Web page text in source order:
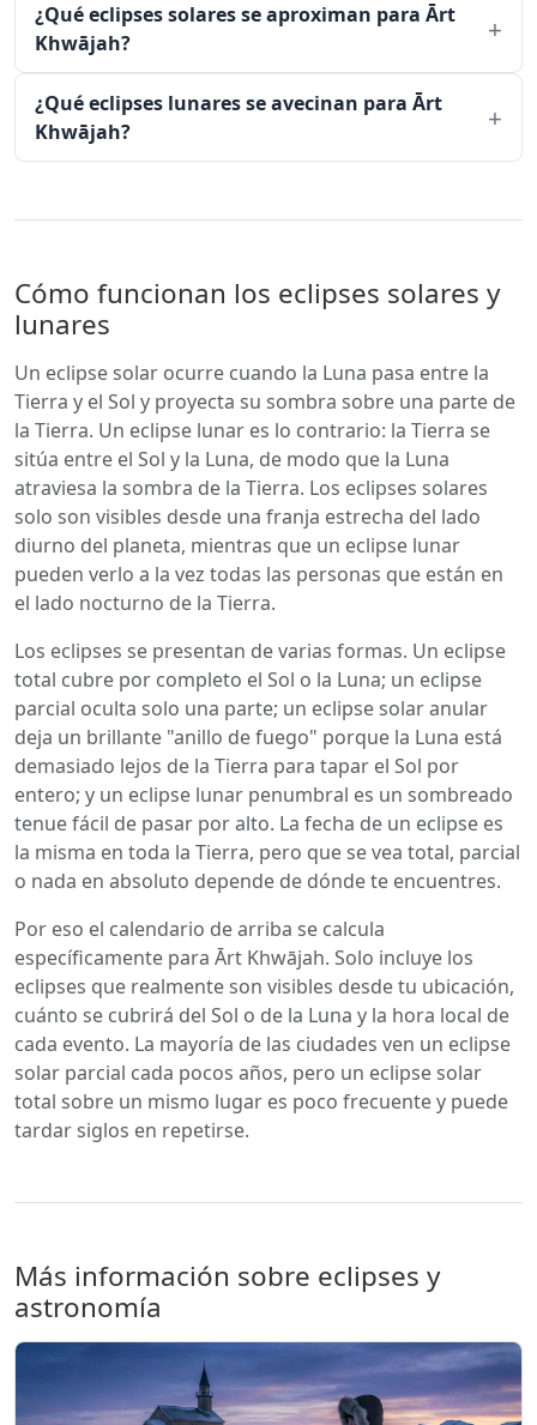
¿Qué eclipses solares se aproximan para Ārt
Khwājah?
¿Qué eclipses lunares se avecinan para Ārt
Khwājah?
Cómo funcionan los eclipses solares y
lunares
Un eclipse solar ocurre cuando la Luna pasa entre la
Tierra y el Sol y proyecta su sombra sobre una parte de
la Tierra. Un eclipse lunar es lo contrario: la Tierra se
sitúa entre el Sol y la Luna, de modo que la Luna
atraviesa la sombra de la Tierra. Los eclipses solares
solo son visibles desde una franja estrecha del lado
diurno del planeta, mientras que un eclipse lunar
pueden verlo a la vez todas las personas que están en
el lado nocturno de la Tierra.
Los eclipses se presentan de varias formas. Un eclipse
total cubre por completo el Sol o la Luna; un eclipse
parcial oculta solo una parte; un eclipse solar anular
deja un brillante "anillo de fuego" porque la Luna está
demasiado lejos de la Tierra para tapar el Sol por
entero; y un eclipse lunar penumbral es un sombreado
tenue fácil de pasar por alto. La fecha de un eclipse es
la misma en toda la Tierra, pero que se vea total, parcial
o nada en absoluto depende de dónde te encuentres.
Por eso el calendario de arriba se calcula
específicamente para Ārt Khwājah. Solo incluye los
eclipses que realmente son visibles desde tu ubicación,
cuánto se cubrirá del Sol o de la Luna y la hora local de
cada evento. La mayoría de las ciudades ven un eclipse
solar parcial cada pocos años, pero un eclipse solar
total sobre un mismo lugar es poco frecuente y puede
tardar siglos en repetirse.
Más información sobre eclipses y
astronomía